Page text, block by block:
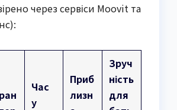
через сервіси Moovit та
Час
у
Приб
лизн
Зруч
ність
для